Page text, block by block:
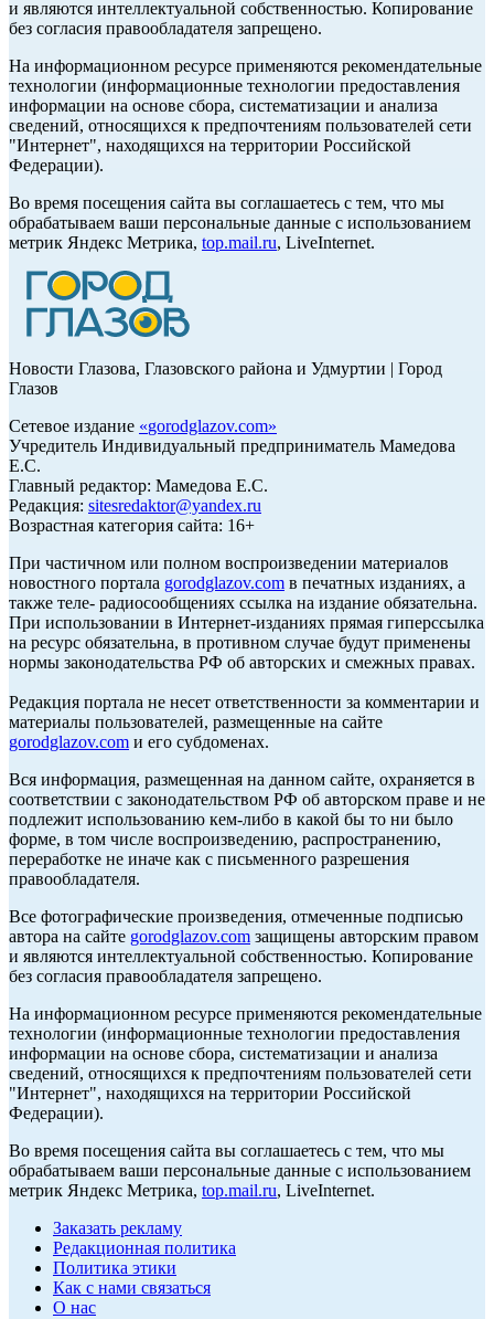
и являются интеллектуальной собственностью. Копирование
без согласия правообладателя запрещено.
На информационном ресурсе применяются рекомендательные
технологии (информационные технологии предоставления
информации на основе сбора, систематизации и анализа
сведений, относящихся к предпочтениям пользователей сети
"Интернет", находящихся на территории Российской
Федерации).
Во время посещения сайта вы соглашаетесь с тем, что мы
обрабатываем ваши персональные данные с использованием
метрик Яндекс Метрика, top.mail.ru, LiveInternet.
Новости Глазова, Глазовского района и Удмуртии | Город
Глазов
Сетевое издание «gorodglazov.com»
Учредитель Индивидуальный предприниматель Мамедова
Е.С.
Главный редактор: Мамедова Е.С.
Редакция: sitesredaktor@yandex.ru
Возрастная категория сайта: 16+
При частичном или полном воспроизведении материалов
новостного портала gorodglazov.com в печатных изданиях, а
также теле- радиосообщениях ссылка на издание обязательна.
При использовании в Интернет-изданиях прямая гиперссылка
на ресурс обязательна, в противном случае будут применены
нормы законодательства РФ об авторских и смежных правах.
Редакция портала не несет ответственности за комментарии и
материалы пользователей, размещенные на сайте
gorodglazov.com и его субдоменах.
Вся информация, размещенная на данном сайте, охраняется в
соответствии с законодательством РФ об авторском праве и не
подлежит использованию кем-либо в какой бы то ни было
форме, в том числе воспроизведению, распространению,
переработке не иначе как с письменного разрешения
правообладателя.
Все фотографические произведения, отмеченные подписью
автора на сайте gorodglazov.com защищены авторским правом
и являются интеллектуальной собственностью. Копирование
без согласия правообладателя запрещено.
На информационном ресурсе применяются рекомендательные
технологии (информационные технологии предоставления
информации на основе сбора, систематизации и анализа
сведений, относящихся к предпочтениям пользователей сети
"Интернет", находящихся на территории Российской
Федерации).
Во время посещения сайта вы соглашаетесь с тем, что мы
обрабатываем ваши персональные данные с использованием
метрик Яндекс Метрика, top.mail.ru, LiveInternet.
Заказать рекламу
Редакционная политика
Политика этики
Как с нами связаться
О нас